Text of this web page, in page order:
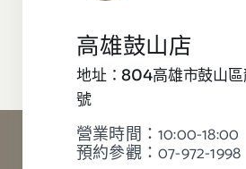
高雄鼓山店
地址：804高雄市鼓山
號
營業時間：10:00-18:00
預約參觀：07-972-1998